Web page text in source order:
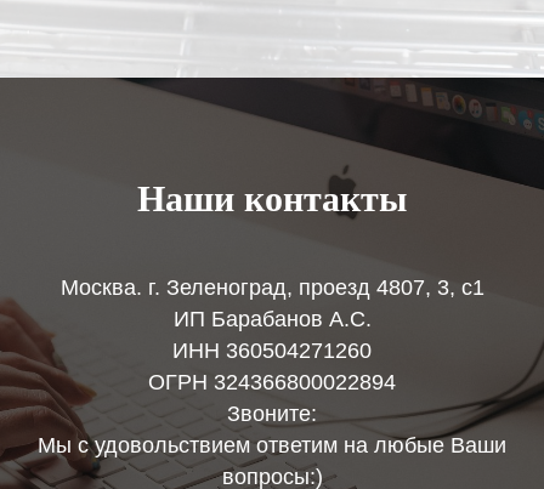
Наши контакты
Москва. г. Зеленоград, проезд 4807, 3, с1
ИП Барабанов А.С.
ИНН 360504271260
ОГРН 324366800022894
Звоните:
Мы с удовольствием ответим на любые Ваши
вопросы:)